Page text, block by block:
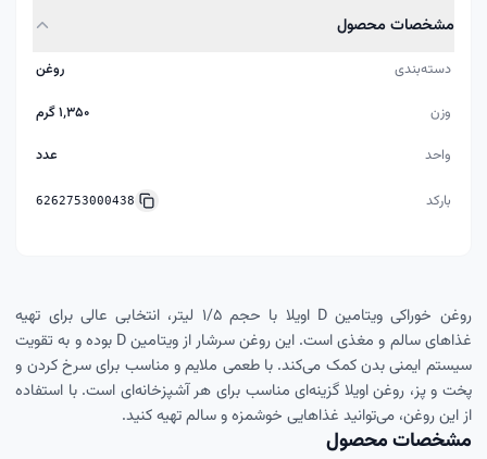
مشخصات محصول
دسته‌بندی
روغن
وزن
۱٬۳۵۰ گرم
واحد
عدد
بارکد 6262753000438
روغن خوراکی ویتامین D اویلا با حجم ۱/۵ لیتر، انتخابی عالی برای تهیه
غذاهای سالم و مغذی است. این روغن سرشار از ویتامین D بوده و به تقویت
سیستم ایمنی بدن کمک می‌کند. با طعمی ملایم و مناسب برای سرخ کردن و
پخت و پز، روغن اویلا گزینه‌ای مناسب برای هر آشپزخانه‌ای است. با استفاده
از این روغن، می‌توانید غذاهایی خوشمزه و سالم تهیه کنید.
مشخصات محصول